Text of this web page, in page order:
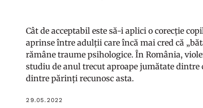
Cât de acceptabil este să-i aplici o corecție
aprinse între adulții care încă mai cred că
rămâne traume psihologice. În România,
studiu de anul trecut aproape jumătate
dintre părinți recunosc asta.
29.05.2022